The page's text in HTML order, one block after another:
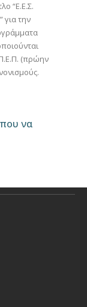
“Ε.Ε.Σ.
για την
(πρώην
να